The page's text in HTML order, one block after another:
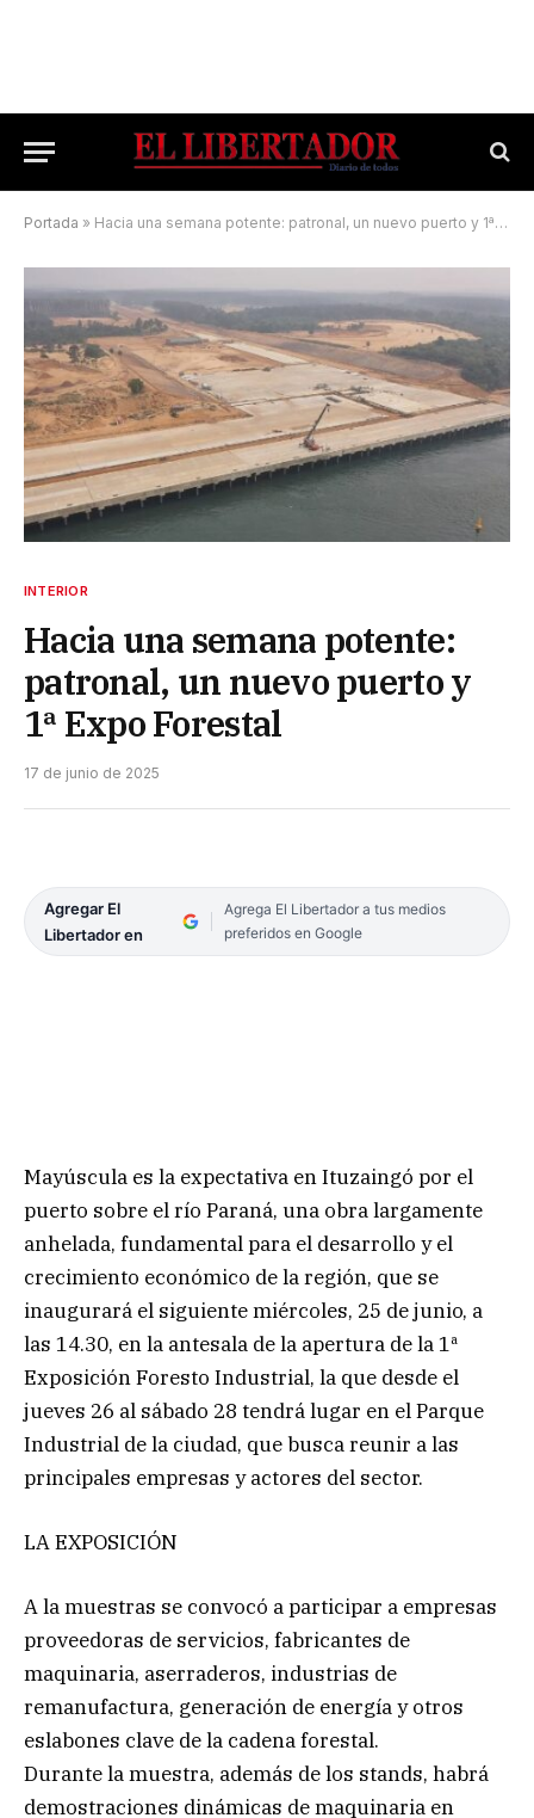
Portada » Hacia una semana potente: patronal, un nuevo puerto y 1ª Expo Forestal
INTERIOR
Hacia una semana potente:
patronal, un nuevo puerto y
1ª Expo Forestal
17 de junio de 2025
Agregar El
Libertador en
Agrega El Libertador a tus medios
preferidos en Google
Mayúscula es la expectativa en Ituzaingó por el
puerto sobre el río Paraná, una obra largamente
anhelada, fundamental para el desarrollo y el
crecimiento económico de la región, que se
inaugurará el siguiente miércoles, 25 de junio, a
las 14.30, en la antesala de la apertura de la 1ª
Exposición Foresto Industrial, la que desde el
jueves 26 al sábado 28 tendrá lugar en el Parque
Industrial de la ciudad, que busca reunir a las
principales empresas y actores del sector.
LA EXPOSICIÓN
A la muestras se convocó a participar a empresas
proveedoras de servicios, fabricantes de
maquinaria, aserraderos, industrias de
remanufactura, generación de energía y otros
eslabones clave de la cadena forestal.
Durante la muestra, además de los stands, habrá
demostraciones dinámicas de maquinaria en